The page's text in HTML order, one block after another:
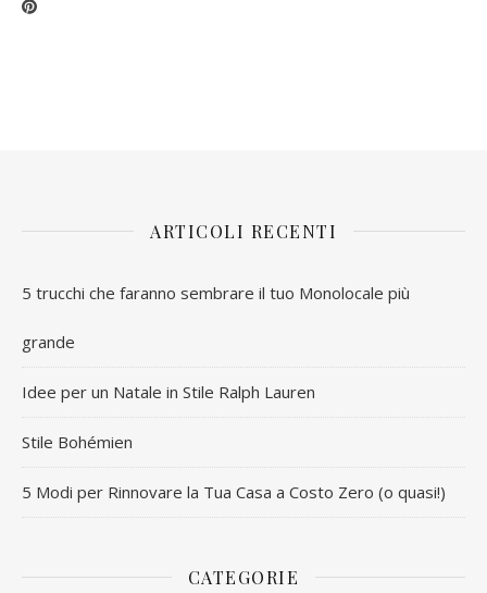
ARTICOLI RECENTI
5 trucchi che faranno sembrare il tuo Monolocale più
grande
Idee per un Natale in Stile Ralph Lauren
Stile Bohémien
5 Modi per Rinnovare la Tua Casa a Costo Zero (o quasi!)
CATEGORIE